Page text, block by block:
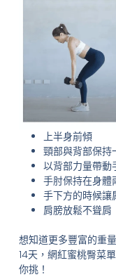
上半身前傾
頸部與背部保持
以背部力量帶動
手肘保持在身體
手下方的時候讓
肩膀放鬆不聳肩
想知道更多豐富的重
14天，網紅蜜桃臀菜
你挑！